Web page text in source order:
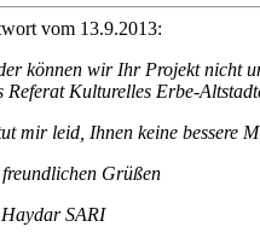
vom 13.9.2013:
können wir Ihr Projekt nicht
Referat Kulturelles Erbe-
mir leid, Ihnen keine bessere
Grüßen
SARI